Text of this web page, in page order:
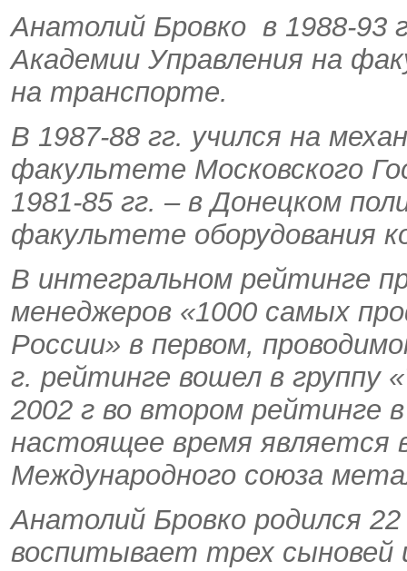
Анатолий Бровко в 1988-93
Академии Управления на
на транспорте.
В 1987-88 гг. учился на
факультете Московского
1981-85 гг. – в Донецком
факультете оборудования
В интегральном рейтинге
менеджеров «1000 самых
России» в первом,
г. рейтинге вошел в группу
2002 г во втором рейтинге
настоящее время является
Международного союза
Анатолий Бровко родился
воспитывает трех сыновей